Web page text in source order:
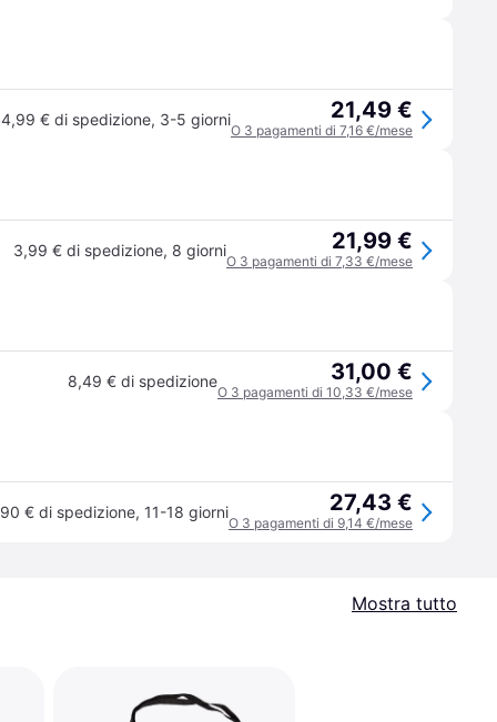
4,99 € di spedizione, 3-5 giorni 21,49 €
O 3 pagamenti di 7,16 €/mese
3,99 € di spedizione, 8 giorni 21,99 €
O 3 pagamenti di 7,33 €/mese
8,49 € di spedizione 31,00 €
O 3 pagamenti di 10,33 €/mese
€ di spedizione, 11-18 giorni 27,43 €
O 3 pagamenti di 9,14 €/mese
Mostra tutto